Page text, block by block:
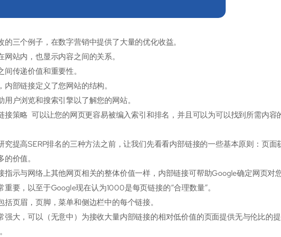
的三个例子，在数字营销中提供了大量的优化收益。
网站内，也显示内容之间的关系。
间传递价值和重要性。
内部链接定义了您网站的结构。
用户浏览和搜索引擎以了解您的网站。
接策略 可以让您的网页更容易被编入索引和排名，并且可以为可以找到所需内容
究提高SERP排名的三种方法之前，让我们先看看内部链接的一些基本原则：页
价值。
指示与网络上其他网页相关的整体价值一样，内部链接可帮助Google确定网页对
重要，以至于Google现在认为1000是每页链接的“合理数量”。
括页眉，页脚，菜单和侧边栏中的每个链接。
强大，可以（无意中）为接收大量内部链接的相对低价值的页面提供无与伦比的